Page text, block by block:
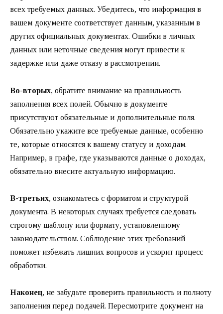
всех требуемых данных. Убедитесь, что информация в
вашем документе соответствует данным, указанным в
других официальных документах. Ошибки в личных
данных или неточные сведения могут привести к
задержке или даже отказу в рассмотрении.
Во-вторых, обратите внимание на правильность
заполнения всех полей. Обычно в документе
присутствуют обязательные и дополнительные поля.
Обязательно укажите все требуемые данные, особенно
те, которые относятся к вашему статусу и доходам.
Например, в графе, где указываются данные о доходах,
обязательно внесите актуальную информацию.
В-третьих, ознакомьтесь с форматом и структурой
документа. В некоторых случаях требуется следовать
строгому шаблону или формату, установленному
законодательством. Соблюдение этих требований
поможет избежать лишних вопросов и ускорит процесс
обработки.
Наконец, не забудьте проверить правильность и полноту
заполнения перед подачей. Пересмотрите документ на